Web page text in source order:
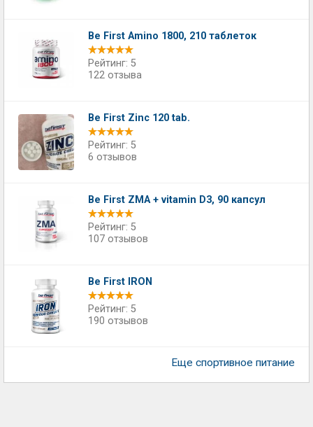
Be First Amino 1800, 210 таблеток
Рейтинг: 5
122 отзыва
Be First Zinc 120 tab.
Рейтинг: 5
6 отзывов
Be First ZMA + vitamin D3, 90 капсул
Рейтинг: 5
107 отзывов
Be First IRON
Рейтинг: 5
190 отзывов
Еще спортивное питание